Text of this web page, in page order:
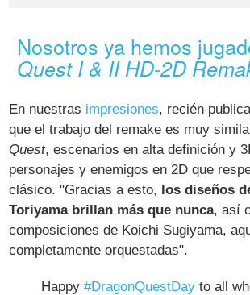
Nosotros ya hemos
Quest I & II HD-2D
En nuestras impresiones, recién
que el trabajo del remake es muy
Quest, escenarios en alta definición y
personajes y enemigos en 2D que
clásico. "Gracias a esto, los diseños
Toriyama brillan más que nunca, así
composiciones de Koichi Sugiyama,
completamente orquestadas".
Happy#DragonQuestDay to all